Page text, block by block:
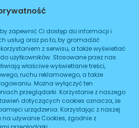
08:00 -16:00
08:00-16:00
08:00-16:00
08:00 -16:00
08:00 -16:00
zapewnić Ci dostęp do informacji i
usług oraz po to, by gromadzić
z serwisu, a także wyświetlać
użytkowników. Stosowane przez nas
właściwe wyświetlanie treści,
ruchu reklamowego, a także
Można wyłączyć ten
przeglądarki. Korzystanie z naszego
dotyczących cookies oznacza, że
urządzenia. Korzystając z naszej
używanie Cookies, zgodnie z